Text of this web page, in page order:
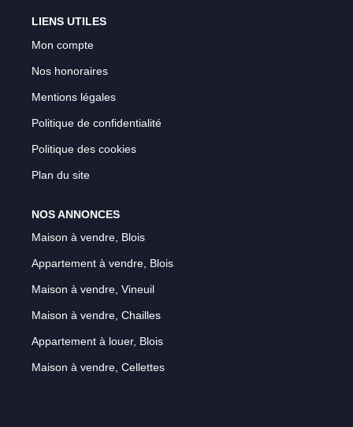
LIENS UTILES
Mon compte
Nos honoraires
Mentions légales
Politique de confidentialité
Politique des cookies
Plan du site
NOS ANNONCES
Maison à vendre, Blois
Appartement à vendre, Blois
Maison à vendre, Vineuil
Maison à vendre, Chailles
Appartement à louer, Blois
Maison à vendre, Cellettes